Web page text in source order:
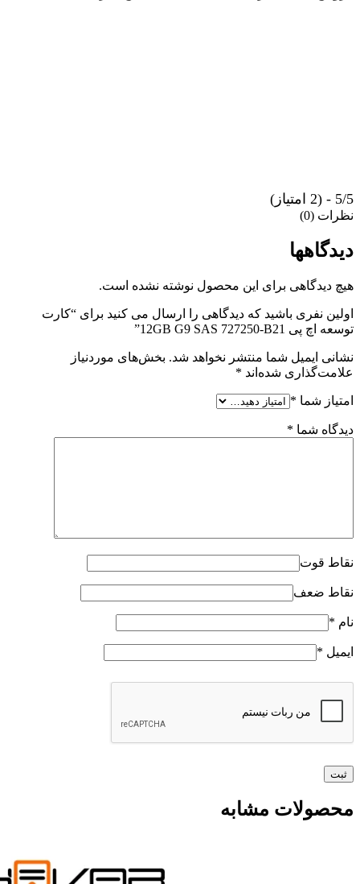
5/5 - (2 امتیاز)
نظرات (0)
دیدگاهها
هیچ دیدگاهی برای این محصول نوشته نشده است.
اولین نفری باشید که دیدگاهی را ارسال می کنید برای “کارت
توسعه اچ پی 12GB G9 SAS 727250-B21”
نشانی ایمیل شما منتشر نخواهد شد. بخش‌های موردنیاز
علامت‌گذاری شده‌اند *
امتیاز شما *
دیدگاه شما *
نقاط قوت
نقاط ضعف
نام *
ایمیل *
محصولات مشابه